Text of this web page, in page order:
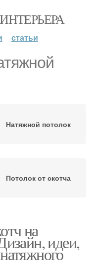
статьи
Натяжной потолок
Потолок от скотча
на
идеи,